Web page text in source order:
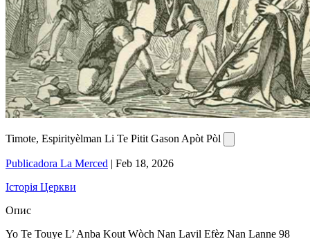
Timote, Espirityèlman Li Te Pitit Gason Apòt Pòl
Publicadora La Merced | Feb 18, 2026
Історія Церкви
Опис
Yo Te Touye L’ Anba Kout Wòch Nan Lavil Efèz Nan Lanne 98